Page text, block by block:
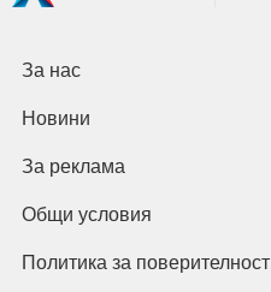
За нас
Новини
За реклама
Общи условия
Политика за поверителност